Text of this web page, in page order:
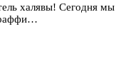
халявы! Сегодня мы